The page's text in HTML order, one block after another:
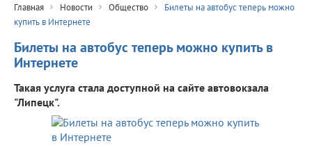
Главная Новости Общество
Билеты на автобус теперь можно
купить в Интернете
Билеты на автобус теперь можно купить в
Интернете
Такая услуга стала доступной на сайте автовокзала
"Липецк".